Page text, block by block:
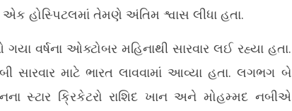
હોસ્પિટલમાં તેમણે અંતિમ શ્વાસ લીધા હતા.
વર્ષના ઓક્ટોબર મહિનાથી સારવાર લઈ રહ્યા હતા.
સારવાર માટે ભારત લાવવામાં આવ્યા હતા. લગભગ બે
સ્ટાર ક્રિકેટરો રાશિદ ખાન અને મોહમ્મદ નબીએ